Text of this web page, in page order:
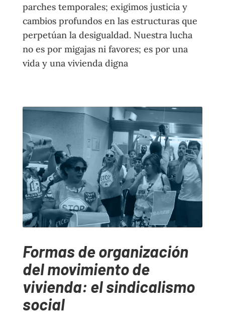
parches temporales; exigimos justicia y
cambios profundos en las estructuras que
perpetúan la desigualdad. Nuestra lucha
no es por migajas ni favores; es por una
vida y una vivienda digna
Formas de organización
del movimiento de
vivienda: el sindicalismo
social